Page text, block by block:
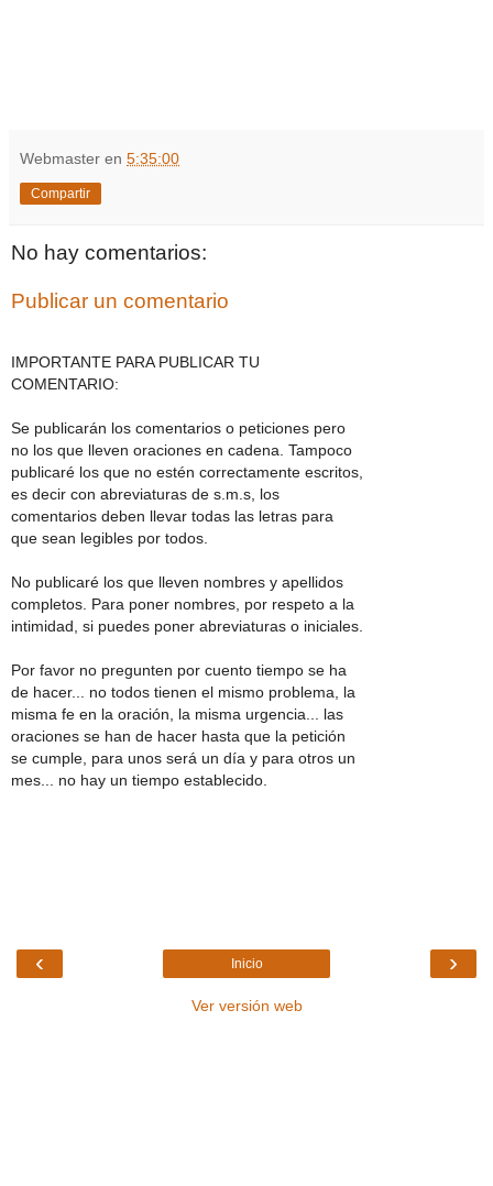
Webmaster en 5:35:00
Compartir
No hay comentarios:
Publicar un comentario
IMPORTANTE PARA PUBLICAR TU
COMENTARIO:
Se publicarán los comentarios o peticiones pero
no los que lleven oraciones en cadena. Tampoco
publicaré los que no estén correctamente escritos,
es decir con abreviaturas de s.m.s, los
comentarios deben llevar todas las letras para
que sean legibles por todos.
No publicaré los que lleven nombres y apellidos
completos. Para poner nombres, por respeto a la
intimidad, si puedes poner abreviaturas o iniciales.
Por favor no pregunten por cuento tiempo se ha
de hacer... no todos tienen el mismo problema, la
misma fe en la oración, la misma urgencia... las
oraciones se han de hacer hasta que la petición
se cumple, para unos será un día y para otros un
mes... no hay un tiempo establecido.
‹ ›
Inicio
Ver versión web